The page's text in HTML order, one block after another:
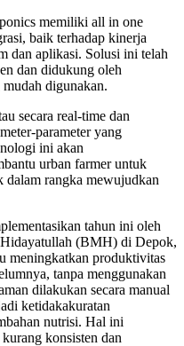
memiliki all in one
baik terhadap kinerja
dan aplikasi. Solusi ini telah
dan didukung oleh
digunakan.
secara real-time dan
parameter yang
ini akan
urban farmer untuk
rangka mewujudkan
tahun ini oleh
(BMH) di Depok,
meningkatkan produktivitas
tanpa menggunakan
dilakukan secara manual
ketidakakuratan
nutrisi. Hal ini
konsisten dan